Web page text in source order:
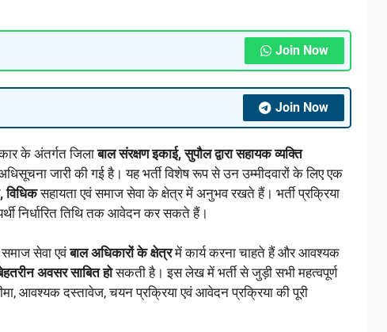
Join Now
Join Now
के अंतर्गत जिलाबाल संरक्षण इकाई, सुपौल द्वारा सहायक व्यक्ति
जारी की गई है। यह भर्ती विशेष रूप से उन उम्मीदवारों के लिए एक
विधिकसहायता एवं समाज सेवा के क्षेत्र में अनुभव रखते हैं। भर्ती प्रक्रिया
निर्धारित तिथि तक आवेदन कर सकते हैं।
सेवा एवंबाल अधिकारों के क्षेत्रमें कार्य करना चाहते हैं और आवश्यक
अवसर साबित होसकती है। इस लेख में भर्ती से जुड़ी सभी महत्वपूर्ण
आवश्यक दस्तावेज, चयन प्रक्रिया एवं आवेदन प्रक्रिया की पूरी